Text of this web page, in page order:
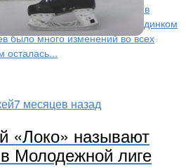
76» играл на своём льду против
с недавним выездным поединком
было много изменений во всех
осталась...
7 месяцев назад
«Локо» называют
Молодежной лиге